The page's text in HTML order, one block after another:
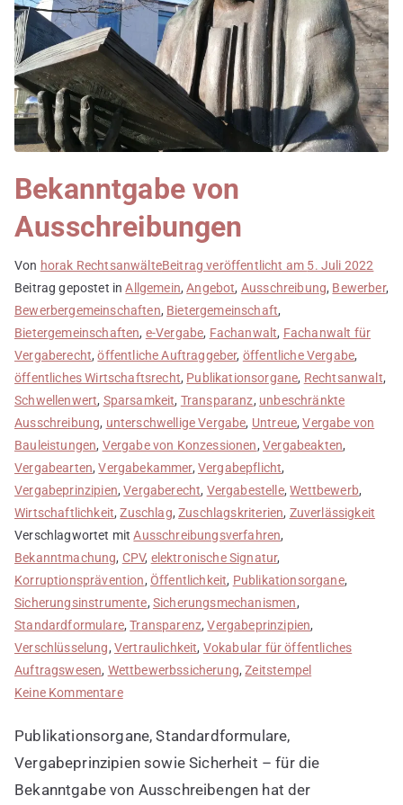
Bekanntgabe von
Ausschreibungen
Von horak RechtsanwälteBeitrag veröffentlicht am 5. Juli 2022
Beitrag gepostet inAllgemein,Angebot, Ausschreibung, Bewerber,
Bewerbergemeinschaften, Bietergemeinschaft,
Bietergemeinschaften, e-Vergabe, Fachanwalt, Fachanwalt für
Vergaberecht,öffentliche Auftraggeber, öffentliche Vergabe,
öffentliches Wirtschaftsrecht, Publikationsorgane, Rechtsanwalt,
Schwellenwert, Sparsamkeit, Transparanz, unbeschränkte
Ausschreibung, unterschwellige Vergabe, Untreue,Vergabe von
Bauleistungen, Vergabe von Konzessionen, Vergabeakten,
Vergabearten,Vergabekammer, Vergabepflicht,
Vergabeprinzipien,Vergaberecht, Vergabestelle,Wettbewerb,
Wirtschaftlichkeit,Zuschlag,Zuschlagskriterien, Zuverlässigkeit
Verschlagwortet mitAusschreibungsverfahren,
Bekanntmachung, CPV, elektronische Signatur,
Korruptionsprävention, Öffentlichkeit, Publikationsorgane,
Sicherungsinstrumente, Sicherungsmechanismen,
Standardformulare,Transparenz,Vergabeprinzipien,
Verschlüsselung, Vertraulichkeit, Vokabular für öffentliches
Auftragswesen, Wettbewerbssicherung,Zeitstempel
Keine Kommentarezu
von
Ausschreibungen
Publikationsorgane, Standardformulare,
Vergabeprinzipien sowie Sicherheit – für die
Bekanntgabe von Ausschreibengen hat der